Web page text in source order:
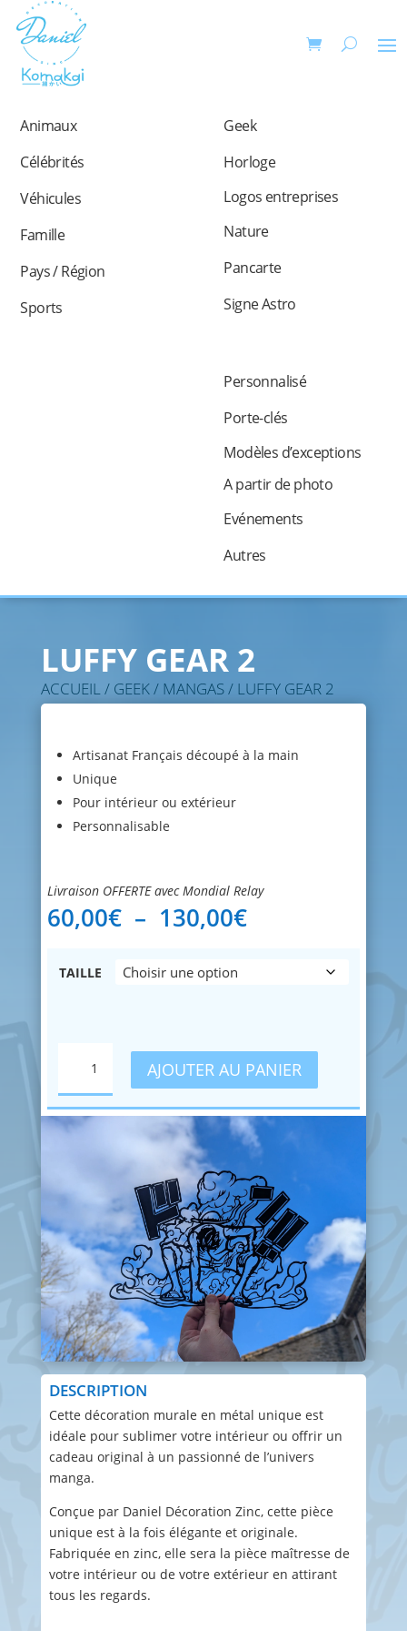
Animaux
Célébrités
Véhicules
Famille
Pays / Région
Sports
Geek
Horloge
Logos entreprises
Nature
Pancarte
Signe Astro
Personnalisé
Porte-clés
Modèles d’exceptions
A partir de photo
Evénements
Autres
LUFFY GEAR 2
ACCUEIL/ GEEK/ MANGAS/ LUFFY GEAR 2
Artisanat Français découpé à la main
Unique
Pour intérieur ou extérieur
Personnalisable
Livraison OFFERTE avec Mondial Relay
60,00€ – 130,00€Plage
de
TAILLE
LUFFY
GEAR
AJOUTER AU PANIER
DESCRIPTION
Cette décoration murale en métal unique est
idéale pour sublimer votre intérieur ou offrir un
cadeau original à un passionné de l’univers
manga.
Conçue par Daniel Décoration Zinc, cette pièce
unique est à la fois élégante et originale.
Fabriquée en zinc, elle sera la pièce maîtresse de
votre intérieur ou de votre extérieur en attirant
tous les regards.